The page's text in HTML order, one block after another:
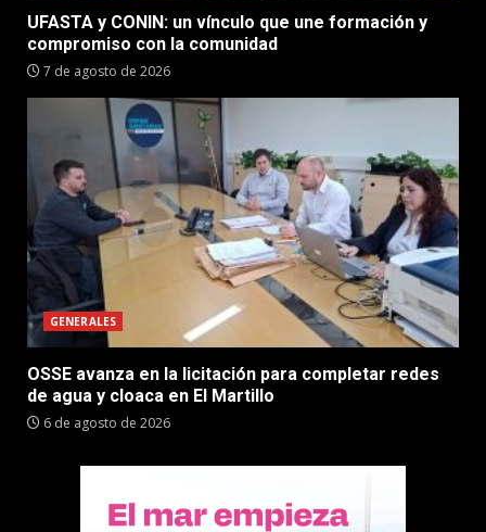
UFASTA y CONIN: un vínculo que une formación y
compromiso con la comunidad
7 de agosto de 2026
GENERALES
OSSE avanza en la licitación para completar redes
de agua y cloaca en El Martillo
6 de agosto de 2026